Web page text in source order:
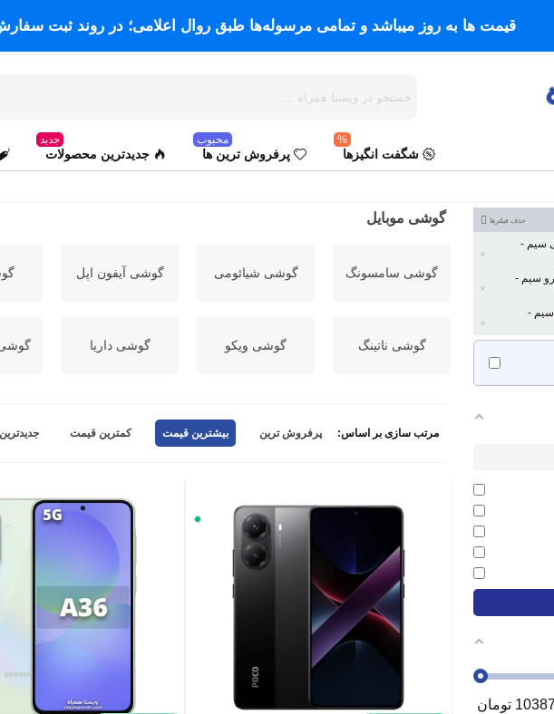
قیمت ها به روز میباشد و تمامی مرسوله‌ها طبق روال اعلامی؛ در روند ثبت
شگفت انگیزها
%
پرفروش ترین ها
محبوب
جدیدترین محصولات
جدید
حذف فیلترها
سیم -
سیم -
سیم -
تومان
گوشی موبایل
گوشی سامسونگ گوشی شیائومی گوشی آیفون اپل
گوشی ناتینگ گوشی ویکو گوشی داریا
مرتب سازی بر اساس: پرفروش ترین بیشترین قیمت کمترین قیمت جدیدترین
سبز